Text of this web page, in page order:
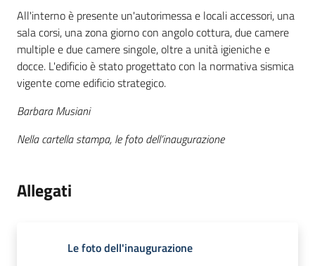
All'interno è presente un'autorimessa e locali accessori, una
sala corsi, una zona giorno con angolo cottura, due camere
multiple e due camere singole, oltre a unità igieniche e
docce. L'edificio è stato progettato con la normativa sismica
vigente come edificio strategico.
Barbara Musiani
Nella cartella stampa, le foto dell’inaugurazione
Allegati
Le foto dell'inaugurazione